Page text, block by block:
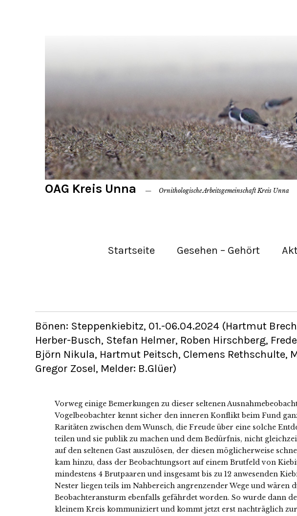
OAG Kreis Unna Ornithologische Arbeitsgemeinschaft Kreis Unna
Startseite Gesehen – Gehört
Bönen: Steppenkiebitz, 01.-06.04.2024 (Hartmut
Herber-Busch, Stefan Helmer, Roben Hirschberg,
Björn Nikula, Hartmut Peitsch, Clemens Rethschulte,
Gregor Zosel, Melder: B.Glüer)
Vorweg einige Bemerkungen zu dieser seltenen
Vogelbeobachter kennt sicher den inneren Konflikt beim Fund
Raritäten zwischen dem Wunsch, die Freude über eine solche
teilen und sie publik zu machen und dem Bedürfnis, nicht
auf den seltenen Gast auszulösen, der diesen möglicherweise
kam hinzu, dass der Beobachtungsort auf einem Brutfeld von
mindestens 4 Brutpaaren und insgesamt bis zu 12 anwesenden
Nester liegen teils im Nahbereich angrenzender Wege und wären
Beobachteransturm ebenfalls gefährdet worden. So wurde dann
kleinem Kreis kommuniziert und kommt jetzt erst nachträglich